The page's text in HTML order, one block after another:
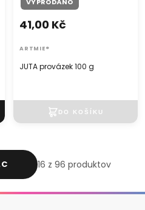
JUTA provázek 100 g
41,00 Kč
ARTMIE®
16 z 96 produktov